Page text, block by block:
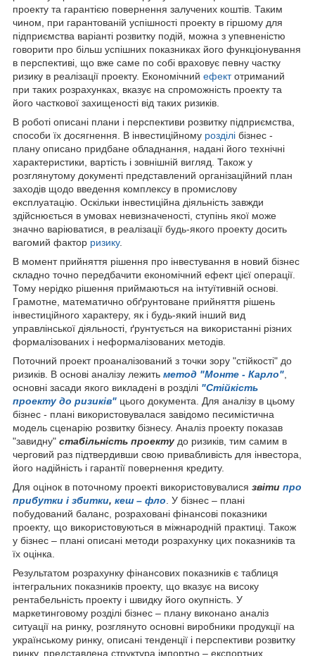
проекту та гарантією повернення залучених коштів. Таким
чином, при гарантованій успішності проекту в гіршому для
підприємства варіанті розвитку подій, можна з упевненістю
говорити про більш успішних показниках його функціонування
в перспективі, що вже саме по собі враховує певну частку
ризику в реалізації проекту. Економічний ефектотриманий
при таких розрахунках, вказує на спроможність проекту та
його часткової захищеності від таких ризиків.
В роботі описані плани і перспективи розвитку підприємства,
способи їх досягнення. В інвестиційному розділі бізнес -
плану описано придбане обладнання, надані його технічні
характеристики, вартість і зовнішній вигляд. Також у
розглянутому документі представлений організаційний план
заходів щодо введення комплексу в промислову
експлуатацію. Оскільки інвестиційна діяльність завжди
здійснюється в умовах невизначеності, ступінь якої може
значно варіюватися, в реалізації будь-якого проекту досить
вагомий фактор ризику.
В момент прийняття рішення про інвестування в новий бізнес
складно точно передбачити економічний ефект цієї операції.
Тому нерідко рішення приймаються на інтуїтивній основі.
Грамотне, математично обґрунтоване прийняття рішень
інвестиційного характеру, як і будь-який інший вид
управлінської діяльності, ґрунтується на використанні різних
формалізованих і неформалізованих методів.
Поточний проект проаналізований з точки зору "стійкості" до
ризиків. В основі аналізу лежить метод "Монте - Карло"
основні засади якого викладені в розділі "Стійкість
проекту до ризиків" цього документа. Для аналізу в цьому
бізнес - плані використовувалася завідомо песимістична
модель сценарію розвитку бізнесу. Аналіз проекту показав
"завидну" стабільність проекту до ризиків, тим самим в
черговий раз підтвердивши свою привабливість для інвестора,
його надійність і гарантії повернення кредиту.
Для оцінок в поточному проекті використовувалися звіти про
прибутки і збитки, кеш – фло . У бізнес – плані
побудований баланс, розраховані фінансові показники
проекту, що використовуються в міжнародній практиці. Також
у бізнес – плані описані методи розрахунку цих показників та
їх оцінка.
Результатом розрахунку фінансових показників є таблиця
інтегральних показників проекту, що вказує на високу
рентабельність проекту і швидку його окупність. У
маркетинговому розділі бізнес – плану виконано аналіз
ситуації на ринку, розглянуто основні виробники продукції на
українському ринку, описані тенденції і перспективи розвитку
ринку, представлена структура імпортно – експортних